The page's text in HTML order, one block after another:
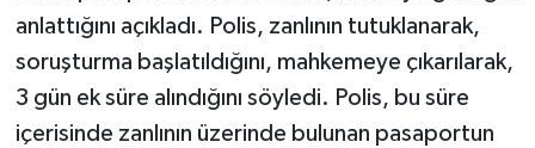
anlattığını açıkladı. Polis, zanlının tutuklanarak,
soruşturma başlatıldığını, mahkemeye çıkarılarak,
3 gün ek süre alındığını söyledi. Polis, bu süre
içerisinde zanlının üzerinde bulunan pasaportun